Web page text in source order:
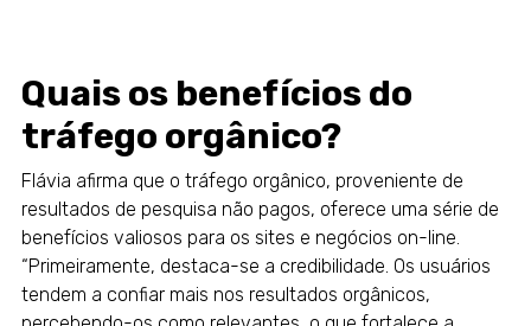
Quais os benefícios do
tráfego orgânico?
Flávia afirma que o tráfego orgânico, proveniente de
resultados de pesquisa não pagos, oferece uma série de
benefícios valiosos para os sites e negócios on-line.
“Primeiramente, destaca-se a credibilidade. Os usuários
tendem a confiar mais nos resultados orgânicos,